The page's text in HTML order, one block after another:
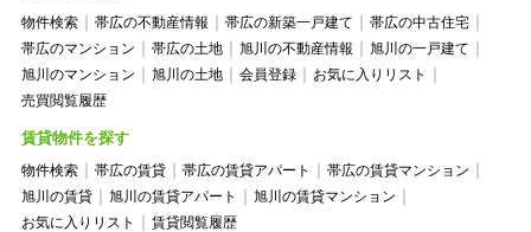
物件検索 帯広の不動産情報 帯広の新築一戸建て
帯広の中古住宅
帯広のマンション
帯広の土地 旭川の不動産情報
旭川の一戸建て
旭川のマンション
旭川の土地 会員登録
お気に入りリスト
売買閲覧履歴
賃貸物件を探す
物件検索 帯広の賃貸 帯広の賃貸アパート
帯広の賃貸マンション
旭川の賃貸
旭川の賃貸アパート
旭川の賃貸マンション
お気に入りリスト
賃貸閲覧履歴